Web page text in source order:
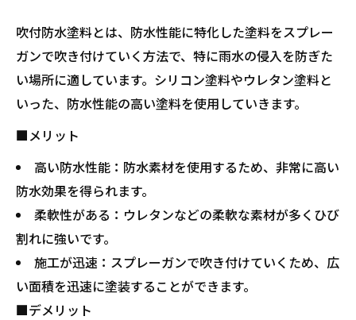
吹付防水塗料とは、防水性能に特化した塗料をスプレー
ガンで吹き付けていく方法で、特に雨水の侵入を防ぎた
い場所に適しています。シリコン塗料やウレタン塗料と
いった、防水性能の高い塗料を使用していきます。
■メリット
高い防水性能：防水素材を使用するため、非常に高い
防水効果を得られます。
柔軟性がある：ウレタンなどの柔軟な素材が多くひび
割れに強いです。
施工が迅速：スプレーガンで吹き付けていくため、広
い面積を迅速に塗装することができます。
■デメリット